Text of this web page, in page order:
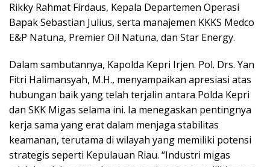
Rikky Rahmat Firdaus, Kepala Departemen Operasi
Bapak Sebastian Julius, serta manajemen KKKS Medco
E&P Natuna, Premier Oil Natuna, dan Star Energy.
Dalam sambutannya, Kapolda Kepri Irjen. Pol. Drs. Yan
Fitri Halimansyah, M.H., menyampaikan apresiasi atas
hubungan baik yang telah terjalin antara Polda Kepri
dan SKK Migas selama ini. Ia menegaskan pentingnya
kerja sama yang erat dalam menjaga stabilitas
keamanan, terutama di wilayah yang memiliki potensi
strategis seperti Kepulauan Riau. “Industri migas